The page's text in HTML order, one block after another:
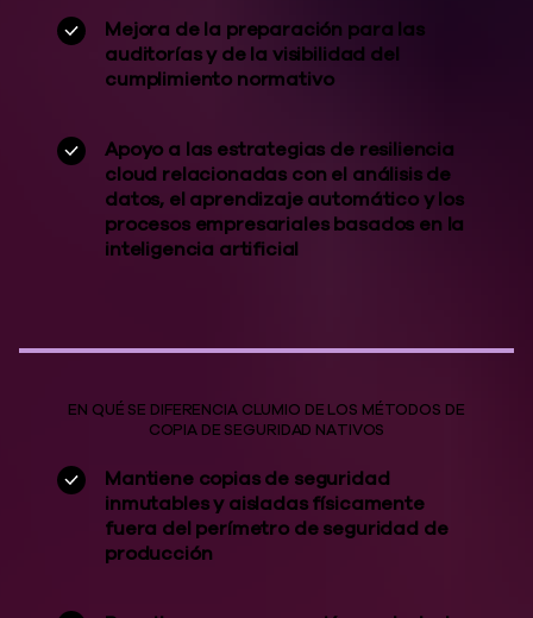
Mejora de la preparación para las
auditorías y de la visibilidad del
cumplimiento normativo
Apoyo a las estrategias de resiliencia
cloud relacionadas con el análisis de
datos, el aprendizaje automático y los
procesos empresariales basados en la
inteligencia artificial
EN QUÉ SE DIFERENCIA CLUMIO DE LOS MÉTODOS DE
COPIA DE SEGURIDAD NATIVOS
Mantiene copias de seguridad
inmutables y aisladas físicamente
fuera del perímetro de seguridad de
producción